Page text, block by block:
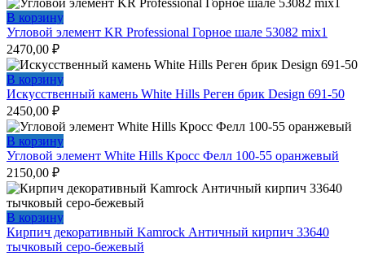
В корзину
Угловой элемент KR Professional Горное шале 53082 mix1
2470,00 ₽
В корзину
Искусственный камень White Hills Реген брик Design 691-50
2450,00 ₽
В корзину
Угловой элемент White Hills Кросс Фелл 100-55 оранжевый
2150,00 ₽
В корзину
Кирпич декоративный Kamrock Античный кирпич 33640
тычковый серо-бежевый